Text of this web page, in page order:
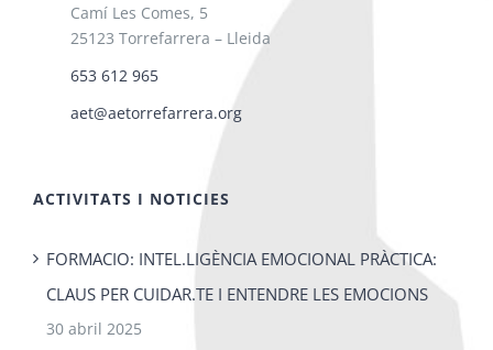
Camí Les Comes, 5
25123 Torrefarrera – Lleida
653 612 965
aet@aetorrefarrera.org
ACTIVITATS I NOTICIES
FORMACIO: INTEL.LIGÈNCIA EMOCIONAL PRÀCTICA:
CLAUS PER CUIDAR.TE I ENTENDRE LES EMOCIONS
30 abril 2025